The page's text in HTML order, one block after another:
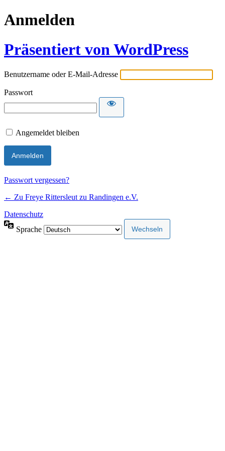
Anmelden
Präsentiert von WordPress
Benutzername oder E-Mail-Adresse
Passwort
Angemeldet bleiben
Passwort vergessen?
← Zu Freye Rittersleut zu Randingen e.V.
Datenschutz
Sprache